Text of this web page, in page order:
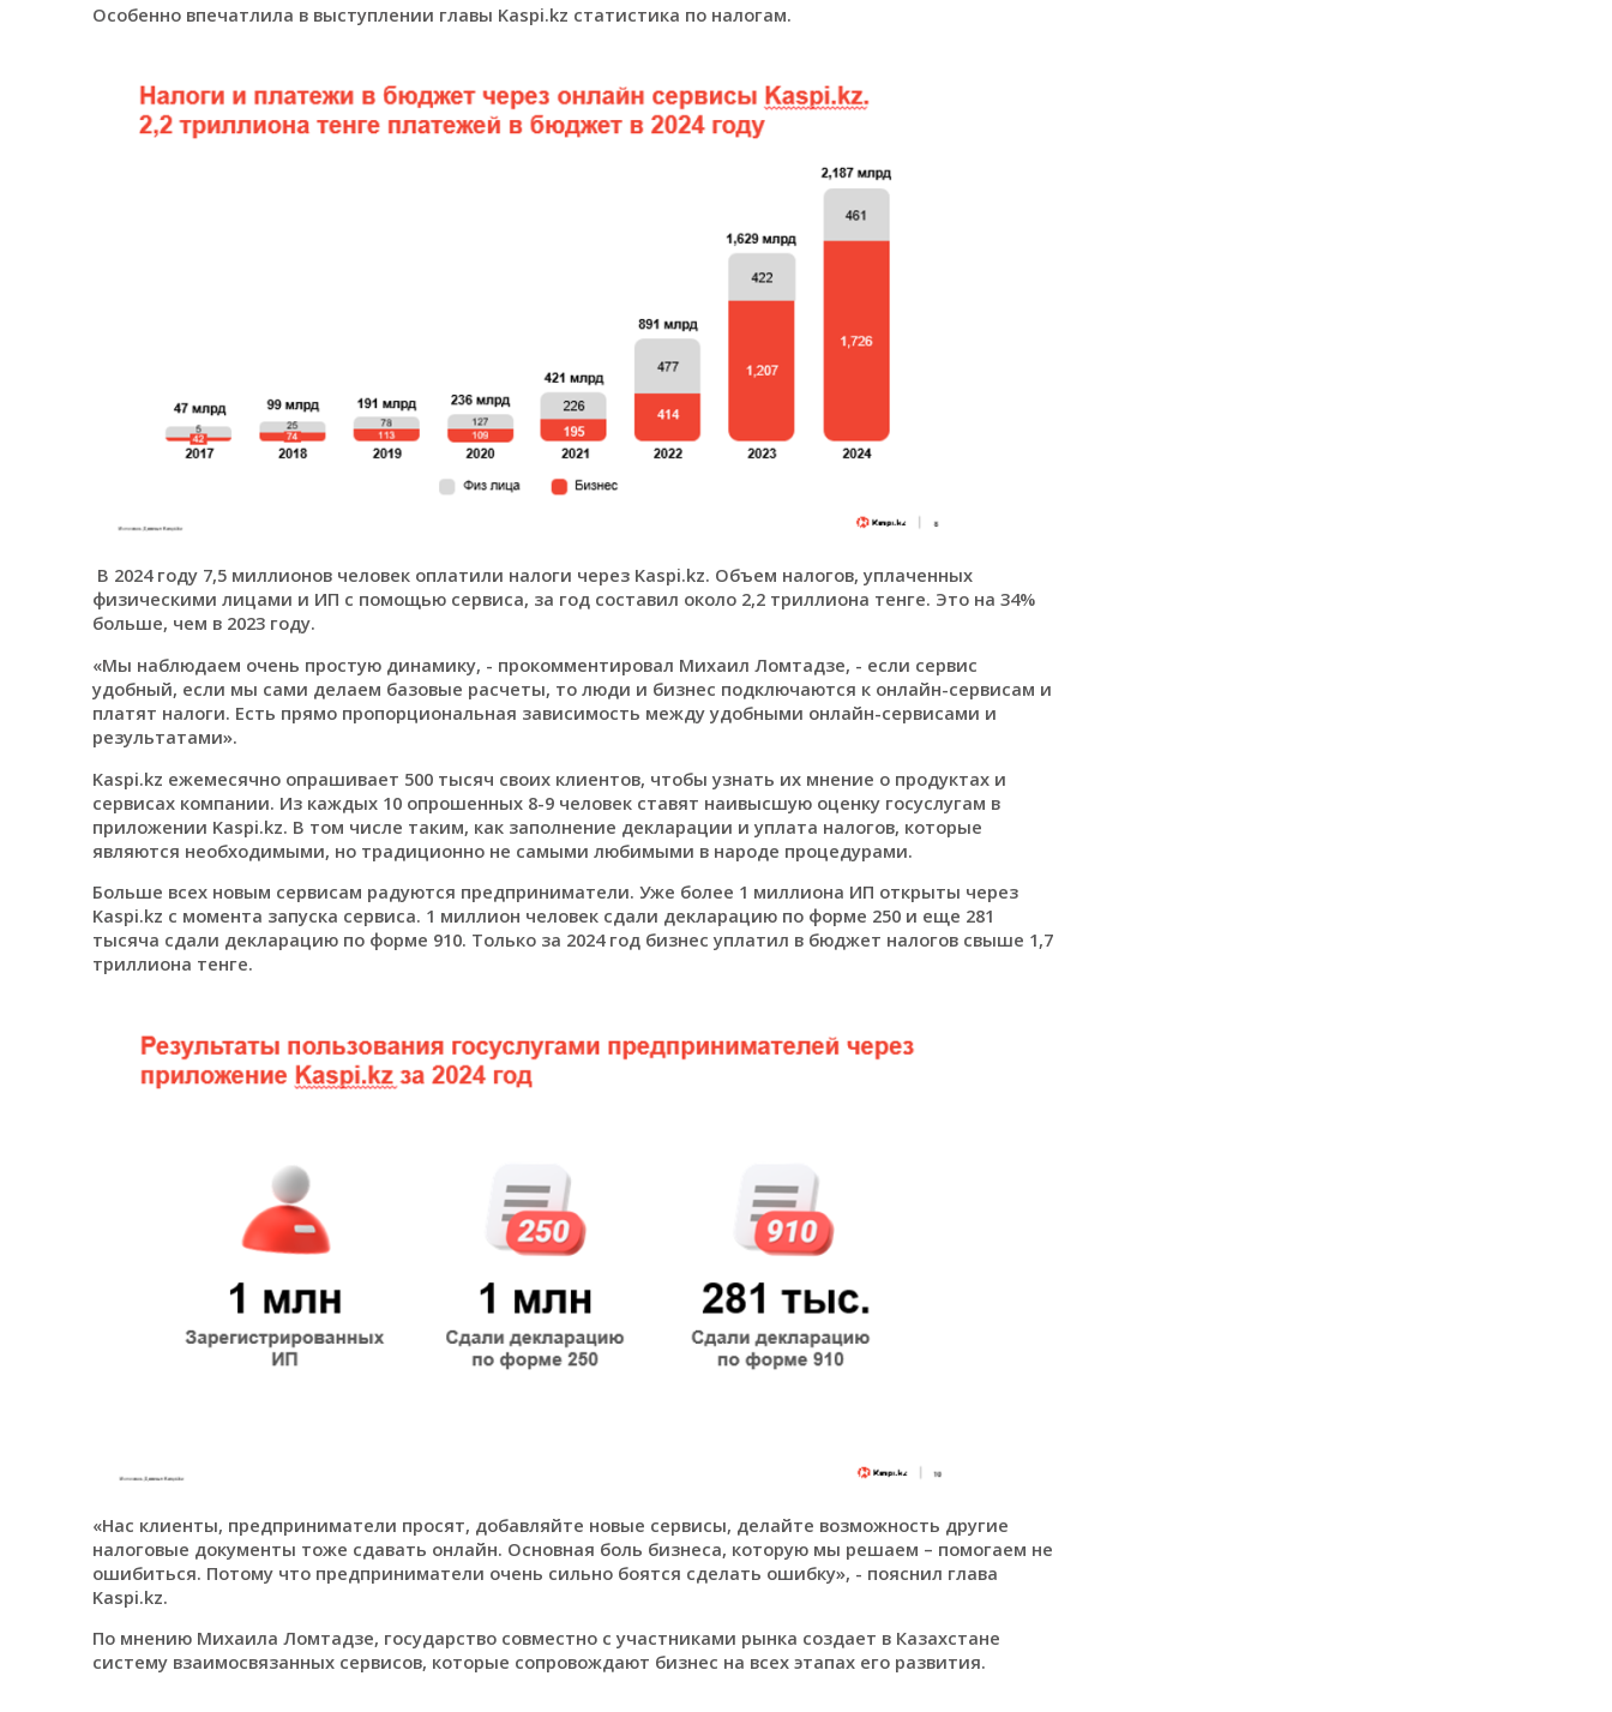
Особенно впечатлила в выступлении главы Kaspi.kz статистика по налогам.
В 2024 году 7,5 миллионов человек оплатили налоги через Kaspi.kz. Объем налогов, уплаченных
физическими лицами и ИП с помощью сервиса, за год составил около 2,2 триллиона тенге. Это на 34%
больше, чем в 2023 году.
«Мы наблюдаем очень простую динамику, - прокомментировал Михаил Ломтадзе, - если сервис
удобный, если мы сами делаем базовые расчеты, то люди и бизнес подключаются к онлайн-сервисам и
платят налоги. Есть прямо пропорциональная зависимость между удобными онлайн-сервисами и
результатами».
Kaspi.kz ежемесячно опрашивает 500 тысяч своих клиентов, чтобы узнать их мнение о продуктах и
сервисах компании. Из каждых 10 опрошенных 8-9 человек ставят наивысшую оценку госуслугам в
приложении Kaspi.kz. В том числе таким, как заполнение декларации и уплата налогов, которые
являются необходимыми, но традиционно не самыми любимыми в народе процедурами.
Больше всех новым сервисам радуются предприниматели. Уже более 1 миллиона ИП открыты через
Kaspi.kz с момента запуска сервиса. 1 миллион человек сдали декларацию по форме 250 и еще 281
тысяча сдали декларацию по форме 910. Только за 2024 год бизнес уплатил в бюджет налогов свыше 1,7
триллиона тенге.
«Нас клиенты, предприниматели просят, добавляйте новые сервисы, делайте возможность другие
налоговые документы тоже сдавать онлайн. Основная боль бизнеса, которую мы решаем – помогаем не
ошибиться. Потому что предприниматели очень сильно боятся сделать ошибку», - пояснил глава
Kaspi.kz.
По мнению Михаила Ломтадзе, государство совместно с участниками рынка создает в Казахстане
систему взаимосвязанных сервисов, которые сопровождают бизнес на всех этапах его развития.